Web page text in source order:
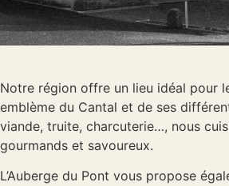
Notre région offre un lieu idéal pour
emblème du Cantal et de ses
viande, truite, charcuterie…, nous
gourmands et savoureux.
L’Auberge du Pont vous propose